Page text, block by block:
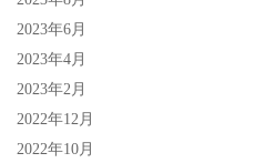
2023年6月
2023年4月
2023年2月
2022年12月
2022年10月